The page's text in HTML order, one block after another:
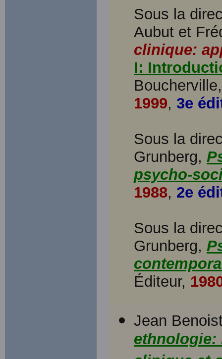
Sous la
Aubut et
clinique:
I:
1999, 3e
Sous la
Grunberg,
psycho-
1988, 2e
Sous la
Grunberg,
Éditeur,
Jean
ethnologie: